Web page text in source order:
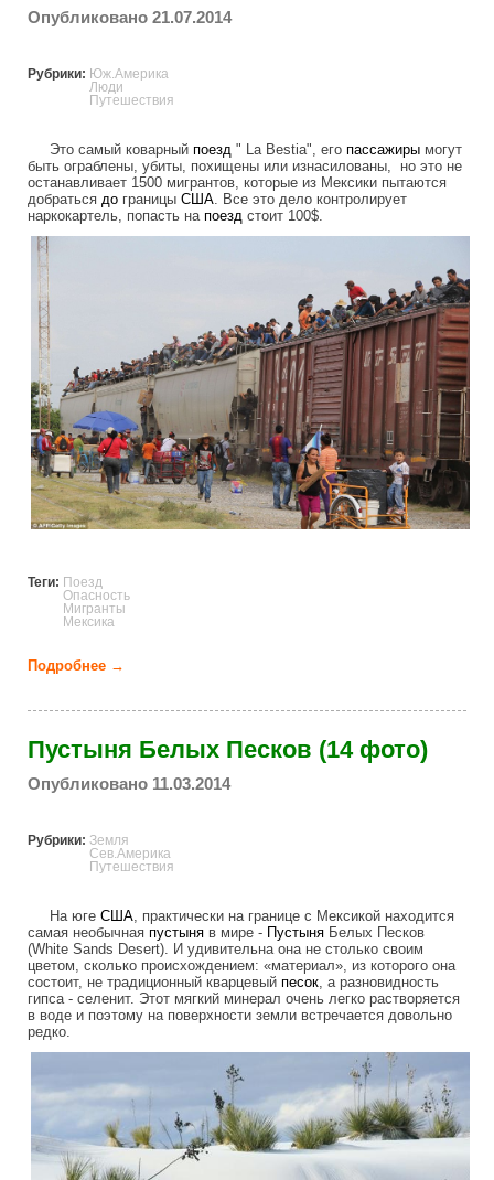
Опубликовано 21.07.2014
Рубрики: Юж.Америка
Люди
Путешествия
Это самый коварный поезд " La Bestia", его пассажиры могут
быть ограблены, убиты, похищены или изнасилованы, но это не
останавливает 1500 мигрантов, которые из Мексики пытаются
добраться до границы США. Все это дело контролирует
наркокартель, попасть на поезд стоит 100$.
danger_travel_to_america.jpg
Теги: Поезд
Опасность
Мигранты
Мексика
Подробнее →
Пустыня Белых Песков (14 фото)
Опубликовано 11.03.2014
Рубрики: Земля
Сев.Америка
Путешествия
На юге США, практически на границе с Мексикой находится
самая необычная пустыня в мире - Пустыня Белых Песков
(White Sands Desert). И удивительна она не столько своим
цветом, сколько происхождением: «материал», из которого она
состоит, не традиционный кварцевый песок, а разновидность
гипса - селенит. Этот мягкий минерал очень легко растворяется
в воде и поэтому на поверхности земли встречается довольно
редко.
desert_white_sands.jpg